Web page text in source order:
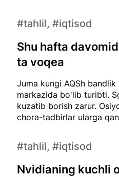
Juma kungi AQSh
markazida bo'lib turibti.
kuzatib borish zarur.
chora-tadbirlar ularga
Shu hafta
ta voqea
#tahlil, #iqtisod
Nvidianing kuchli
#tahlil, #iqtisod